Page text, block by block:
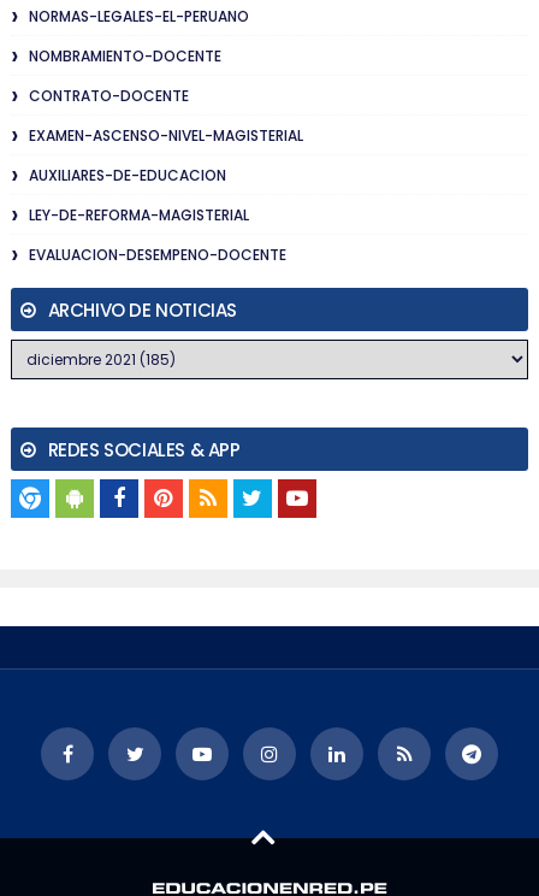
NORMAS-LEGALES-EL-PERUANO
NOMBRAMIENTO-DOCENTE
CONTRATO-DOCENTE
EXAMEN-ASCENSO-NIVEL-MAGISTERIAL
AUXILIARES-DE-EDUCACION
LEY-DE-REFORMA-MAGISTERIAL
EVALUACION-DESEMPENO-DOCENTE
ARCHIVO DE NOTICIAS
REDES SOCIALES & APP